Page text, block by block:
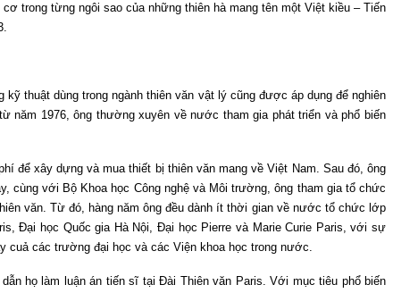
trong từng ngôi sao của những thiên hà mang tên một Việt kiều – Tiến
thuật dùng trong ngành thiên văn vật lý cũng được áp dụng để nghiên
năm 1976, ông thường xuyên về nước tham gia phát triển và phổ biến
để xây dựng và mua thiết bị thiên văn mang về Việt Nam. Sau đó, ông
cùng với Bộ Khoa học Công nghệ và Môi trường, ông tham gia tổ chức
văn. Từ đó, hàng năm ông đều dành ít thời gian về nước tổ chức lớp
Đại học Quốc gia Hà Nội, Đại học Pierre và Marie Curie Paris, với sự
cuả các trường đại học và các Viện khoa học trong nước.
họ làm luận án tiến sĩ tại Đài Thiên văn Paris. Với mục tiêu phổ biến